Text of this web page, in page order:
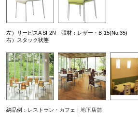
左）リーピスA SI-2N 張材：レザー・B-15(No.35)
右）スタック状態
納品例： レストラン・カフェ｜地下店舗